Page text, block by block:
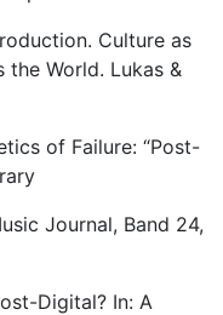
Culture as
the World. Lukas &
of Failure: “Post-
Journal, Band 24,
Digital? In: A